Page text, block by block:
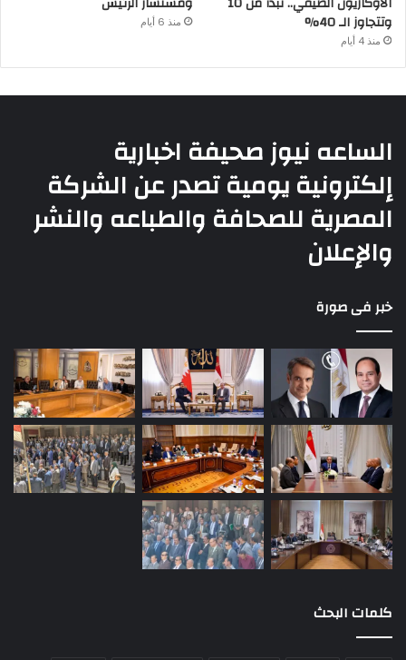
وتتجاوز الـ 40%
منذ 4 أيام
منذ 6 أيام
الساعه نيوز صحيفة اخبارية
إلكترونية يومية تصدر عن الشركة
المصرية للصحافة والطباعه والنشر
والإعلان
خبر فى صورة
كلمات البحث